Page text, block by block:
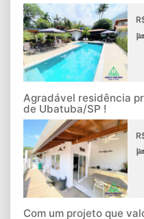
Agradável residência
de Ubatuba/SP !
Com um projeto que